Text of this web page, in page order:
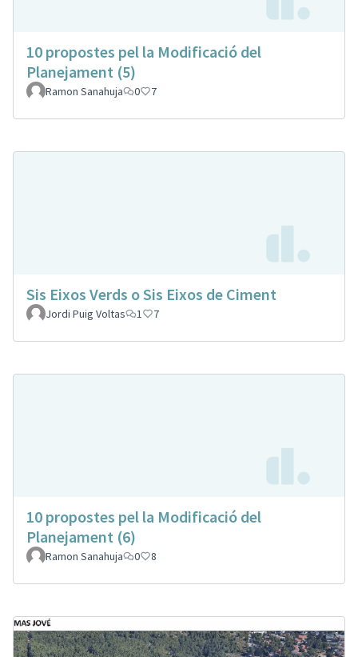
10 propostes pel la Modificació del
Planejament (5)
Ramon Sanahuja 0 7
Sis Eixos Verds o Sis Eixos de Ciment
Jordi Puig Voltas 1 7
10 propostes pel la Modificació del
Planejament (6)
Ramon Sanahuja 0 8